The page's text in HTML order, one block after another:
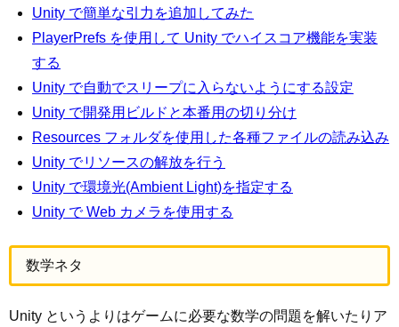
Unity で簡単な引力を追加してみた
PlayerPrefs を使用して Unity でハイスコア機能を実装
する
Unity で自動でスリープに入らないようにする設定
Unity で開発用ビルドと本番用の切り分け
Resources フォルダを使用した各種ファイルの読み込み
Unity でリソースの解放を行う
Unity で環境光(Ambient Light)を指定する
Unity で Web カメラを使用する
数学ネタ
Unity というよりはゲームに必要な数学の問題を解いたりア